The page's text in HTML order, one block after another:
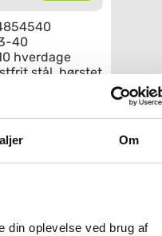
Om
din oplevelse ved brug af
40
hverdage
stål, børstet
stål 40